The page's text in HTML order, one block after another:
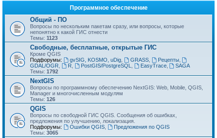
Программное обеспечение
Общий - ПО
Вопросы по нескольким пакетам сразу, или вопросы, которые
непонятно к какой ГИС отнести
Темы: 1123
Свободные, бесплатные, открытые ГИС
Кроме QGIS
Подфорумы:
gvSIG, KOSMO, uDig, GRASS, Рецепты,
GDAL/OGR
R PostGIS/PostgreSQL EasyTrace,
SAGA
Темы: 1792
NextGIS
Вопросы по программному обеспечению NextGIS: Web, Mobile, QGIS,
Manager и многочисленным модулям
Темы: 126
QGIS
Вопросы по свободной ГИС QGIS. Сообщения об ошибках,
предложения по улучшению, локализация.
Подфорумы:
Ошибки QGIS,
Предложения по QGIS
Темы: 3065